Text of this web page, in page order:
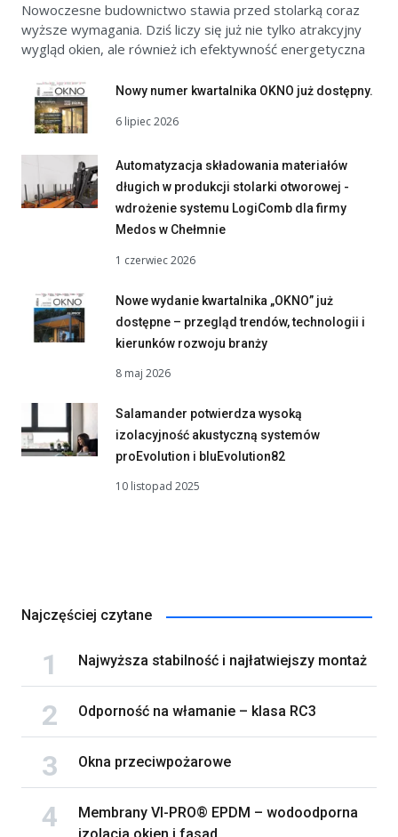
Nowoczesne budownictwo stawia przed stolarką coraz
wyższe wymagania. Dziś liczy się już nie tylko atrakcyjny
wygląd okien, ale również ich efektywność energetyczna
Nowy numer kwartalnika OKNO już dostępny.
6 lipiec 2026
Automatyzacja składowania materiałów
długich w produkcji stolarki otworowej -
wdrożenie systemu LogiComb dla firmy
Medos w Chełmnie
1 czerwiec 2026
Nowe wydanie kwartalnika „OKNO” już
dostępne – przegląd trendów, technologii i
kierunków rozwoju branży
8 maj 2026
Salamander potwierdza wysoką
izolacyjność akustyczną systemów
proEvolution i bluEvolution82
10 listopad 2025
Najczęściej czytane
Najwyższa stabilność i najłatwiejszy montaż
Odporność na włamanie – klasa RC3
Okna przeciwpożarowe
Membrany VI-PRO® EPDM – wodoodporna